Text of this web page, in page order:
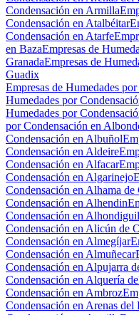
Condensación en Armilla
Condensación en Atalbéitar
Condensación en Atarfe
en BazaEmpresas de
GranadaEmpresas de
Guadix
Empresas de Humedades
Humedades por
Humedades por
por Condensación en
Condensación en Albuñol
Condensación en Aldeire
Condensación en Alfacar
Condensación en Algarinejo
Condensación en Alhama de
Condensación en Alhendin
Condensación en
Condensación en Alicún de
Condensación en Almegíjar
Condensación en Almuñecar
Condensación en Alpujarra
Condensación en Alquería
Condensación en Ambroz
Condensación en Arenas del